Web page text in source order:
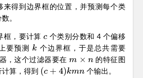
来得到边界框的位置，并预测每个类
。
，要计算c
c 个类别分数和 4 个偏移
要预测 k
k 个边界框，于是总共需要
，这个过滤器要在m × n
m× n
的特征图
算，得到 (c + 4)kmn
(c+4) kmn 个输出。